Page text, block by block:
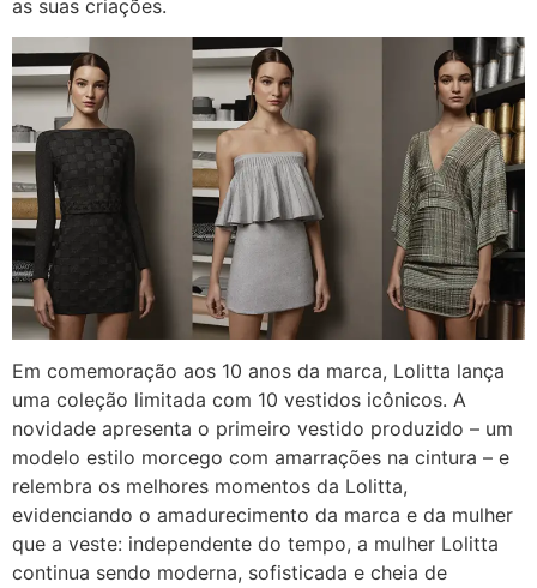
as suas criações.
Em comemoração aos 10 anos da marca, Lolitta lança
uma coleção limitada com 10 vestidos icônicos. A
novidade apresenta o primeiro vestido produzido – um
modelo estilo morcego com amarrações na cintura – e
relembra os melhores momentos da Lolitta,
evidenciando o amadurecimento da marca e da mulher
que a veste: independente do tempo, a mulher Lolitta
continua sendo moderna, sofisticada e cheia de